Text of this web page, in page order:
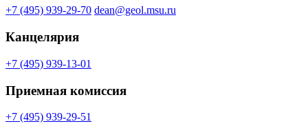
+7 (495) 939-29-70 dean@geol.msu.ru
Канцелярия
+7 (495) 939-13-01
Приемная комиссия
+7 (495) 939-29-51